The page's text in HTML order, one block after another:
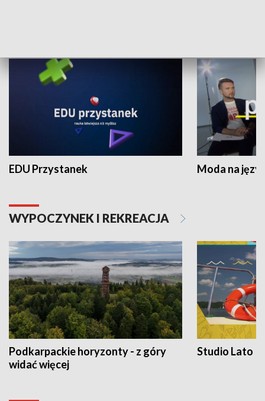
EDU Przystanek Moda na
WYPOCZYNEK I REKREACJA
Podkarpackie horyzonty - z góry
widać więcej
Studio Lato